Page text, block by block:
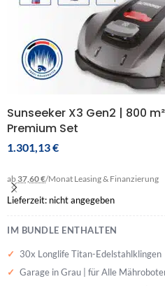
Sunseeker X3 Gen2 | 800
Premium Set
1.301,13€
ab 37,60 €/Monat Leasing & Finanzierung
Lieferzeit: nicht angegeben
IM BUNDLE ENTHALTEN
30x Longlife Titan-Edelstahlklingen
Garage in Grau | für Alle